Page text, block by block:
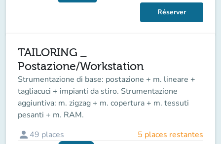
Réserver
TAILORING _
Postazione/Workstation
Strumentazione di base: postazione + m. lineare +
tagliacuci + impianti da stiro. Strumentazione
aggiuntiva: m. zigzag + m. copertura + m. tessuti
pesanti + m. RAM.
person 49 places 5 places restantes